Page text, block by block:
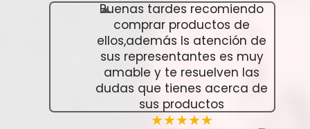
Buenas tardes recomiendo
comprar productos de
ellos,además ls atención de
sus representantes es muy
amable y te resuelven las
dudas que tienes acerca de
sus productos
★★★★★